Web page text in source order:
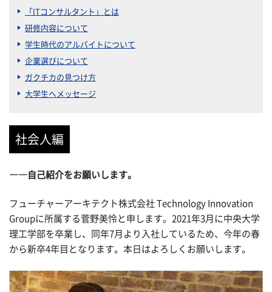
「ITコンサルタント」とは
研修内容について
学生時代のアルバイトについて
企業選びについて
ガクチカの見つけ方
大学生へメッセージ
社会人編
――自己紹介をお願いします。
フューチャーアーキテクト株式会社 Technology Innovation
Groupに所属する菅野美怜と申します。2021年3月に中央大学
理工学部を卒業し、同年7月より入社しているため、今年の春
から新卒4年目となります。本日はよろしくお願いします。